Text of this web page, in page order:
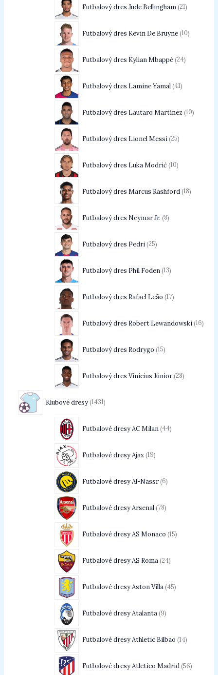
Futbalový dres Jude Bellingham 21
Futbalový dres Kevin De Bruyne 10
Futbalový dres Kylian Mbappé 24
Futbalový dres Lamine Yamal 41
Futbalový dres Lautaro Martínez 10
Futbalový dres Lionel Messi 25
Futbalový dres Luka Modrić 10
Futbalový dres Marcus Rashford 18
Futbalový dres Neymar Jr. 8
Futbalový dres Pedri 25
Futbalový dres Phil Foden 13
Futbalový dres Rafael Leão 17
Futbalový dres Robert Lewandowski 16
Futbalový dres Rodrygo 15
Futbalový dres Vinícius Júnior 28
Klubové dresy 1431
Futbalové dresy AC Milan 44
Futbalové dresy Ajax 19
Futbalové dresy Al-Nassr 6
Futbalové dresy Arsenal 78
Futbalové dresy AS Monaco 15
Futbalové dresy AS Roma 24
Futbalové dresy Aston Villa 45
Futbalové dresy Atalanta 9
Futbalové dresy Athletic Bilbao 14
Futbalové dresy Atletico Madrid 56